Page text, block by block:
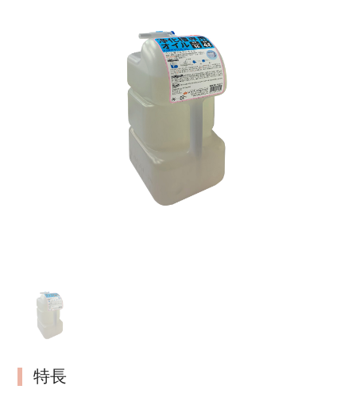
特長